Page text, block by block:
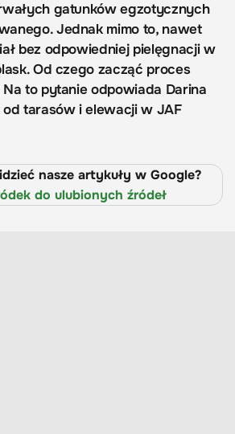
gatunków egzotycznych
Jednak mimo to, nawet
bez odpowiedniej pielęgnacji w
Od czego zacząć proces
to pytanie odpowiada Darina
tarasów i elewacji w JAF
nasze artykuły w Google?
do ulubionych źródeł